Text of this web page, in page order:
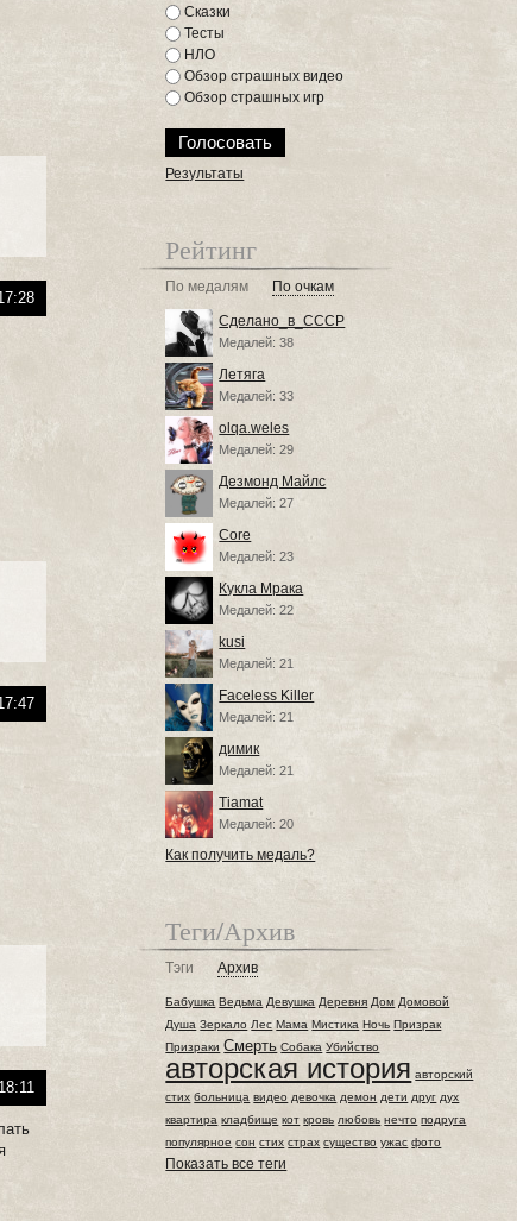
Сказки
Тесты
НЛО
Обзор страшных видео
Обзор страшных игр
Результаты
Рейтинг
По медалям По очкам
Сделано_в_СССР
Медалей: 38
Летяга
Медалей: 33
olqa.weles
Медалей: 29
Дезмонд Майлс
Медалей: 27
Core
Медалей: 23
Кукла Мрака
Медалей: 22
kusi
Медалей: 21
Faceless Killer
Медалей: 21
димик
Медалей: 21
Tiamat
Медалей: 20
Как получить медаль?
Теги/Архив
Тэги Архив
Бабушка Ведьма Девушка Деревня Дом Домовой
Душа Зеркало Лес Мама Мистика Ночь Призрак
Призраки Смерть Собака Убийство
авторская история авторский
стих больница видео девочка демон дети друг дух
квартира кладбище кот кровь любовь нечто подруга
популярное сон стих страх существо ужас фото
Показать все теги